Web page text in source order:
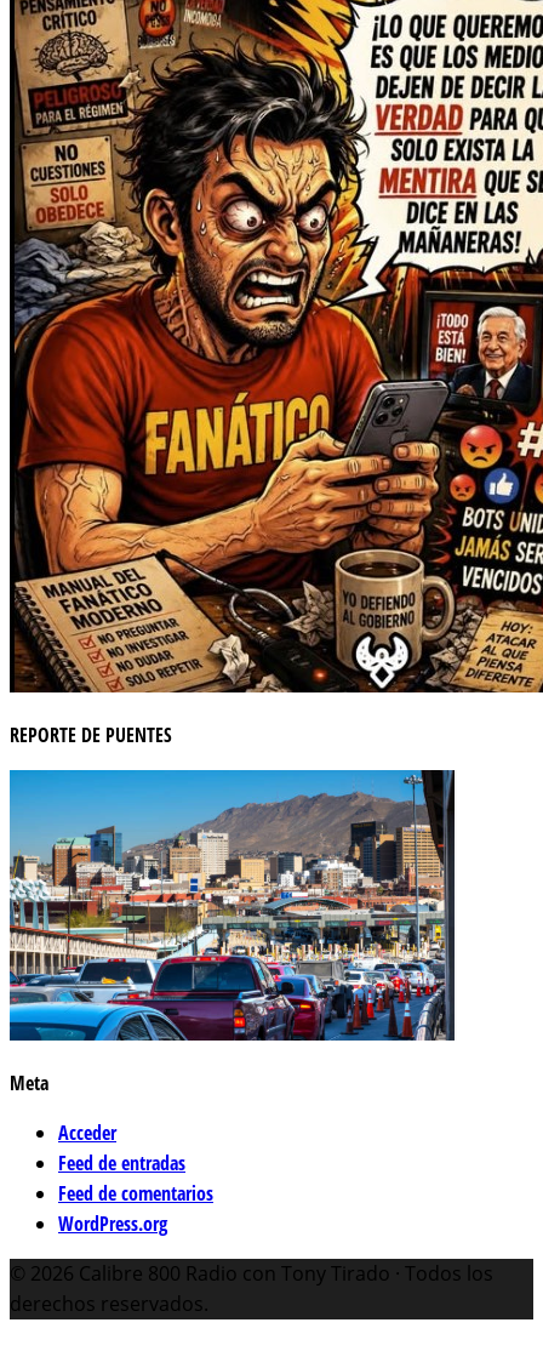
REPORTE DE PUENTES
Meta
Acceder
Feed de entradas
Feed de comentarios
WordPress.org
© 2026 Calibre 800 Radio con Tony Tirado · Todos los
derechos reservados.